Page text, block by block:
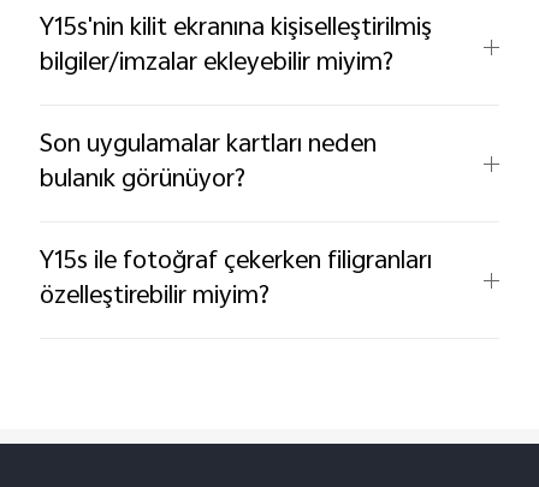
Y15s'nin kilit ekranına kişiselleştirilmiş
bilgiler/imzalar ekleyebilir miyim?
Son uygulamalar kartları neden
bulanık görünüyor?
Y15s ile fotoğraf çekerken filigranları
özelleştirebilir miyim?